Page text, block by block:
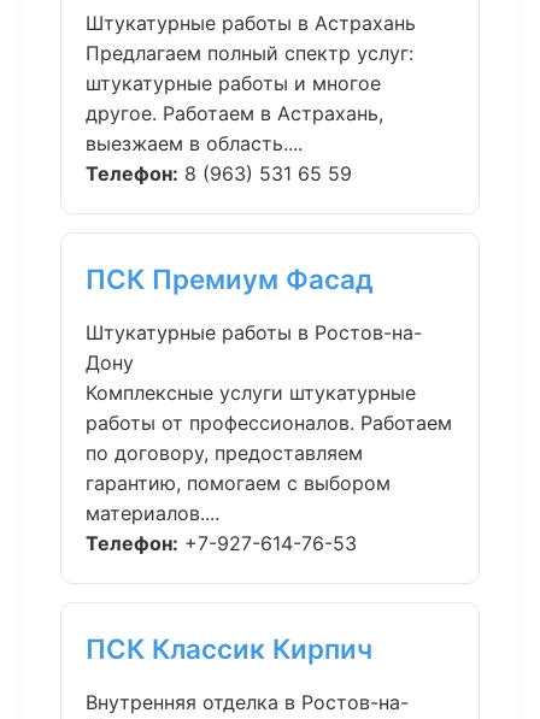
Штукатурные работы в Астрахань
Предлагаем полный спектр услуг:
штукатурные работы и многое
другое. Работаем в Астрахань,
выезжаем в область....
Телефон: 8 (963) 531 65 59
ПСК Премиум Фасад
Штукатурные работы в Ростов-на-
Дону
Комплексные услуги штукатурные
работы от профессионалов. Работаем
по договору, предоставляем
гарантию, помогаем с выбором
материалов....
Телефон: +7-927-614-76-53
ПСК Классик Кирпич
Внутренняя отделка в Ростов-на-